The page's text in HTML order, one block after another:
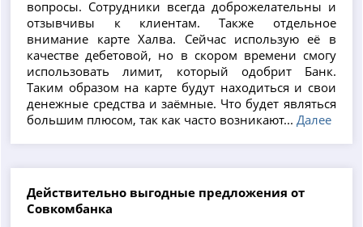
вопросы. Сотрудники всегда доброжелательны и
отзывчивы к клиентам. Также отдельное
внимание карте Халва. Сейчас использую её в
качестве дебетовой, но в скором времени смогу
использовать лимит, который одобрит Банк.
Таким образом на карте будут находиться и свои
денежные средства и заёмные. Что будет являться
большим плюсом, так как часто возникают...Далее
Действительно выгодные предложения от
Совкомбанка